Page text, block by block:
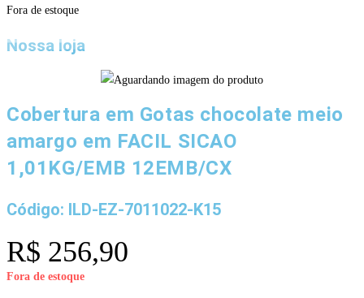
Fora de estoque
Nossa loja
Cobertura em Gotas chocolate meio
amargo em FACIL SICAO
1,01KG/EMB 12EMB/CX
Código: ILD-EZ-7011022-K15
R$ 256,90
Fora de estoque